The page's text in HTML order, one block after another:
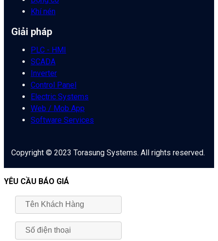
Khí nén
Giải pháp
PLC - HMI
SCADA
Inverter
Control Panel
Electric Systems
Web / Mob App
Software Services
Copyright © 2023 Torasung Systems. All rights reserved.
YÊU CẦU BÁO GIÁ